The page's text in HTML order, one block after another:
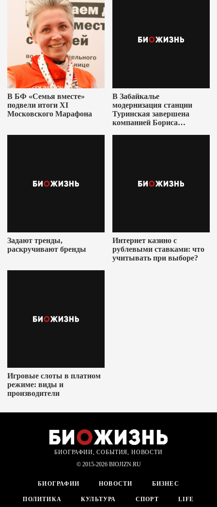
В БФ «Семья вместе»
подвели итоги XI
Московского Марафона
В Забайкалье
модернизация станции
Туринская завершена
компанией Бориса
Задают тренды,
раскручивают бренды
Интернет казино с
рублевыми ставками: что
учитывать при выборе?
Игровые слоты в платном
режиме: виды и
производители
БИОГРАФИИ, СОБЫТИЯ, НОВОСТИ
© 2015-2026 BIOJIZN.RU
БИОГРАФИИ НОВОСТИ БИЗНЕС
ПОЛИТИКА КУЛЬТУРА СПОРТ LIFE